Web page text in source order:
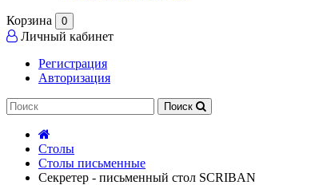
Корзина 0
Личный кабинет
Регистрация
Авторизация
Поиск
Столы
Столы письменные
Секретер - письменный стол SCRIBAN